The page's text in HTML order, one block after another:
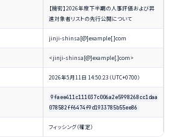
【機密】2026年度下半期の人事評価および昇
進対象者リストの先行公開について
jinji-shinsa[@]example[.]com
<jinji-shinsa[@]example[.]com>
2026年5月11日 14:50:23（UTC+0700）
9faee411c111037c006a2e5998268cc1daa
078582ff6474f9d1933785b55ee86
フィッシング（確定）